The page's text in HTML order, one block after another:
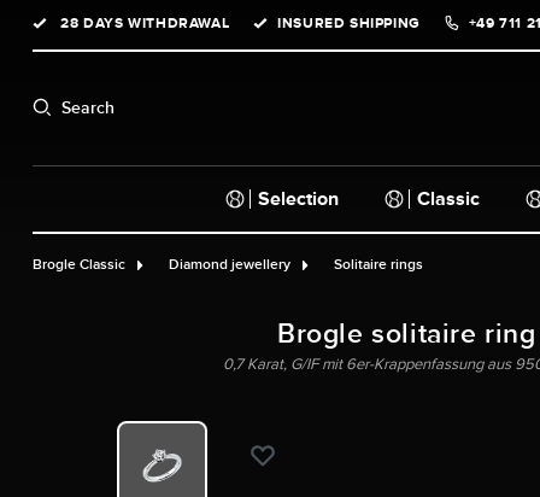
Skip to main navigation
28 DAYS WITHDRAWAL INSURED SHIPPING +49 711
Search
Selection Classic
Brogle Classic Diamond jewellery Solitaire rings
Brogle solitaire
0,7 Karat, G/IF mit 6er-Krappenfassung aus